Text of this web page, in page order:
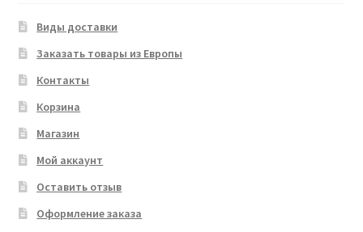
Виды доставки
Заказать товары из Европы
Контакты
Корзина
Магазин
Мой аккаунт
Оставить отзыв
Оформление заказа